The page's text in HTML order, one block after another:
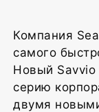
Компания
самого
Новый
серию
двумя